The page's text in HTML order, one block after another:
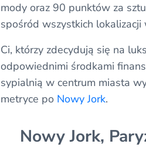
mody oraz 90 punktów za
spośród wszystkich
Ci, którzy zdecydują się na
odpowiednimi środkami
sypialnią w centrum miasta
metryce po Nowy Jork.
Nowy Jork,